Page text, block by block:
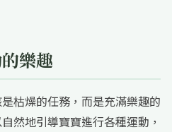
樂趣
枯燥的任務，而是充滿樂趣的
然地引導寶寶進行各種運動，